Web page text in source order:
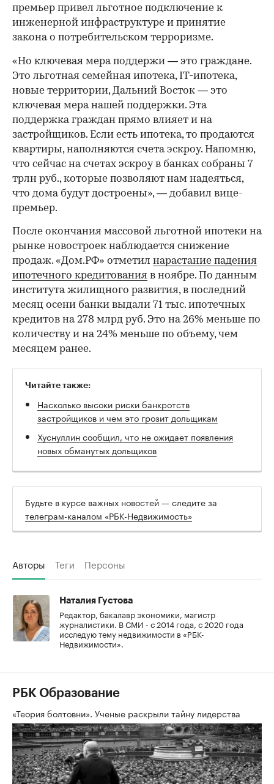
премьер привел льготное подключение к
инженерной инфраструктуре и принятие
закона о потребительском терроризме.
00:00 / 00:00
«Но ключевая мера поддержи — это граждане.
Это льготная семейная ипотека, IT-ипотека,
новые территории, Дальний Восток — это
ключевая мера нашей поддержки. Эта
поддержка граждан прямо влияет и на
застройщиков. Если есть ипотека, то продаются
квартиры, наполняются счета эскроу. Напомню,
что сейчас на счетах эскроу в банках собраны 7
трлн руб., которые позволяют нам надеяться,
что дома будут достроены», — добавил вице-
премьер.
После окончания массовой льготной ипотеки на
рынке новостроек наблюдается снижение
продаж. «Дом.РФ» отметил нарастание падения
ипотечного кредитования в ноябре. По данным
института жилищного развития, в последний
месяц осени банки выдали 71 тыс. ипотечных
кредитов на 278 млрд руб. Это на 26% меньше по
количеству и на 24% меньше по объему, чем
месяцем ранее.
Читайте также:
Насколько высоки риски банкротств
застройщиков и чем это грозит дольщикам
Хуснуллин сообщил, что не ожидает появления
новых обманутых дольщиков
Будьте в курсе важных новостей — следите за
телеграм-каналом «РБК-Недвижимость»
Авторы Теги Персоны
Наталия Густова
Редактор, бакалавр экономики, магистр
журналистики. В СМИ - с 2014 года, с 2020 года
исследую тему недвижимости в «РБК-
Недвижимости».
РБК Образование
«Теория болтовни». Ученые раскрыли тайну лидерства